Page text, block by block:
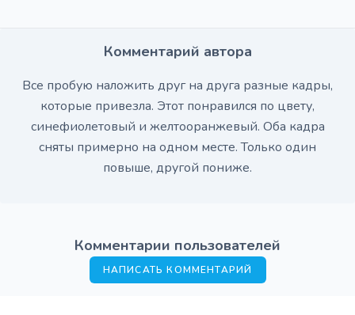
Комментарий автора
Все пробую наложить друг на друга разные кадры,
которые привезла. Этот понравился по цвету,
синефиолетовый и желтооранжевый. Оба кадра
сняты примерно на одном месте. Только один
повыше, другой пониже.
Комментарии пользователей
НАПИСАТЬ КОММЕНТАРИЙ